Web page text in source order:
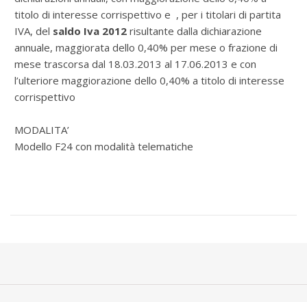
titolo di interesse corrispettivo e , per i titolari di partita
IVA, del saldo Iva 2012 risultante dalla dichiarazione
annuale, maggiorata dello 0,40% per mese o frazione di
mese trascorsa dal 18.03.2013 al 17.06.2013 e con
l’ulteriore maggiorazione dello 0,40% a titolo di interesse
corrispettivo
MODALITA’
Modello F24 con modalità telematiche